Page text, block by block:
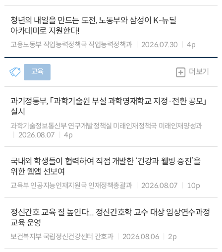
청년의 내일을 만드는 도전, 노동부와 삼성이 K-뉴딜
아카데미로 지원한다!
고용노동부 직업능력정책국 직업능력정책과 2026.07.30 4p
교육 더보기
과기정통부, 「과학기술원 부설 과학영재학교 지정·전환 공모」
실시
과학기술정보통신부 연구개발정책실 미래인재정책국 미래인재양성과
2026.08.07
4p
국내외 학생들이 협력하여 직접 개발한 ‘건강과 웰빙 증진’을
위한 웹앱 선보여
교육부 인공지능인재지원국 인재정책총괄과 2026.08.07 10p
정신간호 교육 질 높인다... 정신간호학 교수 대상 임상연수과정
교육 운영
보건복지부 국립정신건강센터 간호과 2026.08.06 2p